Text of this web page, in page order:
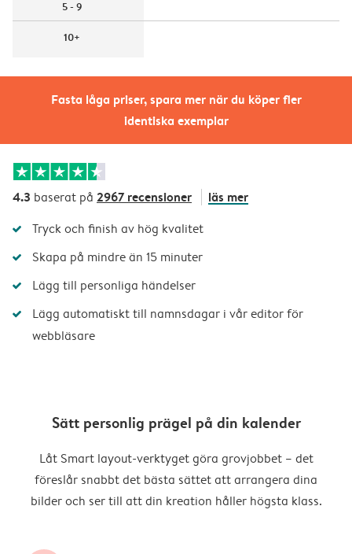
Fasta låga priser, spara mer när du köper fler
identiska exemplar
5 - 9
10+
4.3 baserat på 2967 recensioner läs mer
Tryck och finish av hög kvalitet
Skapa på mindre än 15 minuter
Lägg till personliga händelser
Lägg automatiskt till namnsdagar i vår editor för
webbläsare
Sätt personlig prägel på din kalender
Låt Smart layout-verktyget göra grovjobbet – det
föreslår snabbt det bästa sättet att arrangera dina
bilder och ser till att din kreation håller högsta klass.